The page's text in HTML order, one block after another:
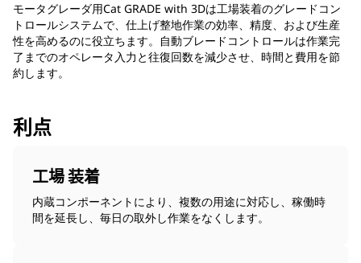
モータグレーダ用Cat GRADE with 3Dは工場装着のグレードコン
トロールシステムで、仕上げ整地作業の効率、精度、および生産
性を高めるのに役立ちます。自動ブレードコントロールは作業完
了までのオペレータ入力と往復回数を減少させ、時間と費用を節
約します。
利点
工場 装着
内蔵コンポーネントにより、複数の用途に対応し、稼働時
間を延長し、毎日の取外し作業をなくします。